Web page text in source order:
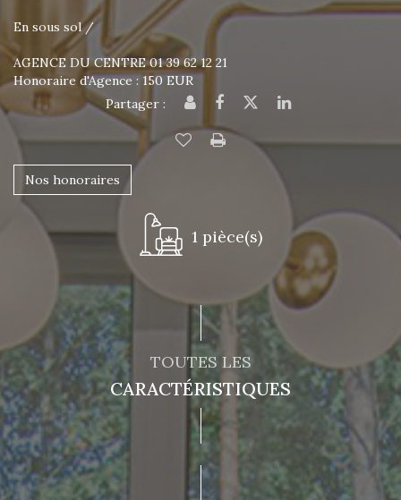
En sous sol /
AGENCE DU CENTRE 01 39 62 12 21
Honoraire d'Agence : 150 EUR
Partager :
Nos honoraires
1 pièce(s)
TOUTES LES
CARACTÉRISTIQUES